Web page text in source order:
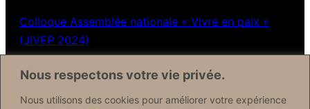
Nous respectons votre vie privée.
Nous utilisons des cookies pour améliorer votre expérience
Colloque Assemblée nationale « Vivre en paix »
(JIVEP 2024)
Contactez nous